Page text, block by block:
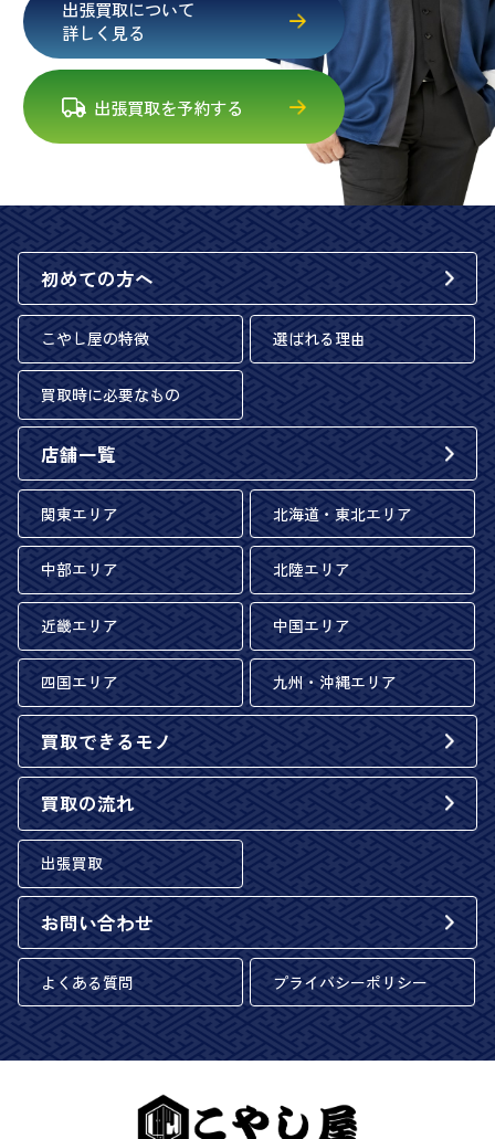
出張買取について
詳しく見る
出張買取を予約する
初めての方へ
こやし屋の特徴 選ばれる理由
買取時に必要なもの
店舗一覧
関東エリア 北海道・東北エリア
中部エリア 北陸エリア
近畿エリア 中国エリア
四国エリア 九州・沖縄エリア
買取できるモノ
買取の流れ
出張買取
お問い合わせ
よくある質問 プライバシーポリシー